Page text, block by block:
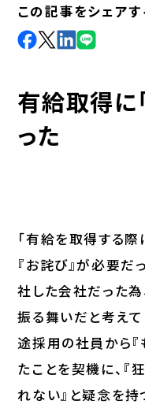
この記事をシェアす
facebook
X LinkdIn
有給取得に
った
「有給を取得する
『お詫び』が必要だ
社した会社だった
振る舞いだと考えて
途採用の社員から
たことを契機に、『
れない』と疑念を